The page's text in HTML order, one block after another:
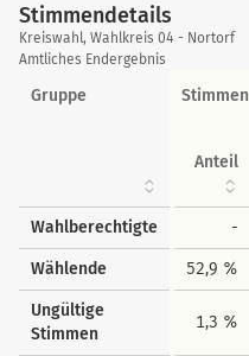
Stimmendetails
Stimmendetails
Kreiswahl, Wahlkreis 04 - Nortorf
Amtliches Endergebnis
Gruppe Stimmen
Anteil
Wahlberechtigte -
Wählende 52,9 %
Ungültige
Stimmen
1,3 %